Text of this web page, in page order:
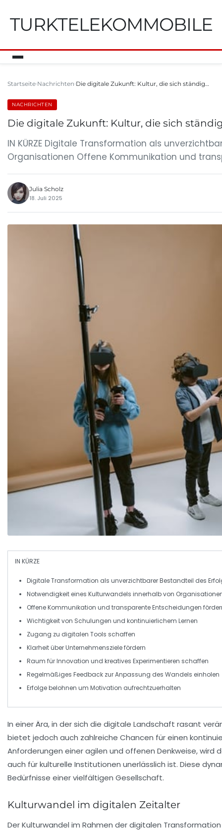
TURKTELEKOMMOBILE
Startseite Nachrichten Die digitale Zukunft: Kultur, die sich ständig…
NACHRICHTEN
Die digitale Zukunft: Kultur, die sich
IN KÜRZE Digitale Transformation als
Organisationen Offene Kommunikation und
Julia Scholz
18. Juli 2025
IN KÜRZE
Digitale Transformation als unverzichtbarer Bestandteil des
Notwendigkeit eines Kulturwandels innerhalb von
Offene Kommunikation und transparenteEntscheidungen
Wichtigkeit von Schulungen und kontinuierlichem Lernen
Zugang zu digitalen Tools schaffen
Klarheit überUnternehmenszielefördern
Raum fürInnovation und kreatives Experimentieren schaffen
Regelmäßiges Feedback zur Anpassung des Wandels einholen
Erfolge belohnen um Motivation aufrechtzuerhalten
In einer Ära, in der sich die digitale Landschaft rasant
bietet jedoch auch zahlreiche Chancen für einen
Anforderungen eineragilen und offenen Denkweise, wird
auch für kulturelle Institutionen unerlässlich ist. Diese
Bedürfnisse einervielfältigen Gesellschaft.
Kulturwandel im digitalen Zeitalter
DerKulturwandel im Rahmen der digitalen